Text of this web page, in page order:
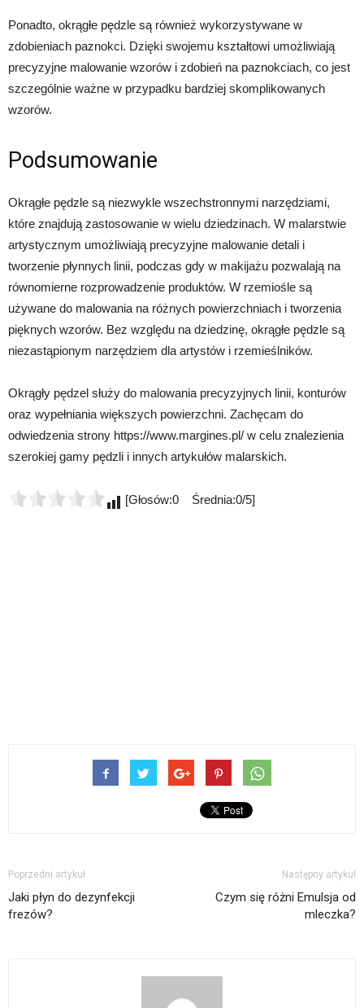
Ponadto, okrągłe pędzle są również wykorzystywane w
zdobieniach paznokci. Dzięki swojemu kształtowi umożliwiają
precyzyjne malowanie wzorów i zdobień na paznokciach, co jest
szczególnie ważne w przypadku bardziej skomplikowanych
wzorów.
Podsumowanie
Okrągłe pędzle są niezwykle wszechstronnymi narzędziami,
które znajdują zastosowanie w wielu dziedzinach. W malarstwie
artystycznym umożliwiają precyzyjne malowanie detali i
tworzenie płynnych linii, podczas gdy w makijażu pozwalają na
równomierne rozprowadzenie produktów. W rzemiośle są
używane do malowania na różnych powierzchniach i tworzenia
pięknych wzorów. Bez względu na dziedzinę, okrągłe pędzle są
niezastąpionym narzędziem dla artystów i rzemieślników.
Okrągły pędzel służy do malowania precyzyjnych linii, konturów
oraz wypełniania większych powierzchni. Zachęcam do
odwiedzenia strony https://www.margines.pl/ w celu znalezienia
szerokiej gamy pędzli i innych artykułów malarskich.
[Głosów:0 Średnia:0/5]
Poprzedni artykuł
Jaki płyn do dezynfekcji
frezów?
Następny artykuł
Czym się różni Emulsja od
mleczka?